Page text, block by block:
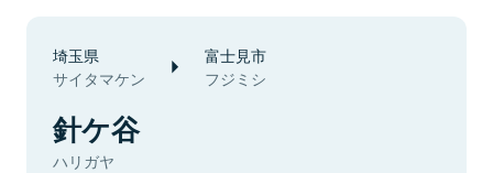
埼玉県
サイタマケン
富士見市
フジミシ
針ケ谷
ハリガヤ